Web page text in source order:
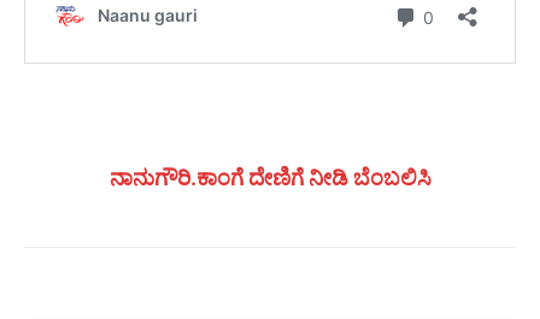
ನಾನುಗೌರಿ.ಕಾಂಗೆ ದೇಣಿಗೆ ನೀಡಿ ಬೆಂಬಲಿಸಿ